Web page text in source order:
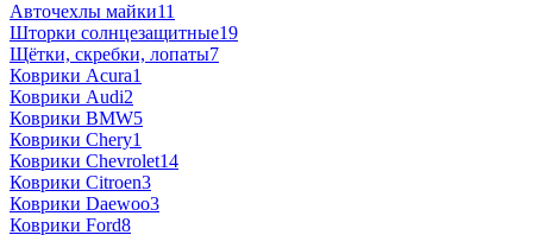
Авточехлы майки11
Шторки солнцезащитные19
Щётки, скребки, лопаты7
Коврики Acura1
Коврики Audi2
Коврики BMW5
Коврики Chery1
Коврики Chevrolet14
Коврики Citroen3
Коврики Daewoo3
Коврики Ford8